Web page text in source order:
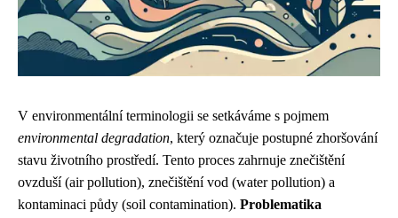
V environmentální terminologii se setkáváme s pojmem
environmental degradation, který označuje postupné zhoršování
stavu životního prostředí. Tento proces zahrnuje znečištění
ovzduší (air pollution), znečištění vod (water pollution) a
kontaminaci půdy (soil contamination). Problematika